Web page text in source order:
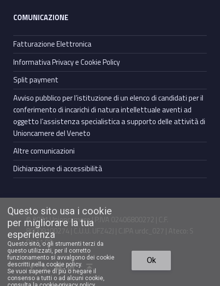
COMUNICAZIONE
Fatturazione Elettronica
Informativa Privacy e Cookie Policy
Split payment
Avviso pubblico per l’istituzione di un elenco di candidati per il
conferimento di incarichi di natura intellettuale aventi ad
oggetto l’assistenza specialistica a supporto delle attività di
Unioncamere del Veneto
Altre comunicazioni
Dichiarazione di accessibilità
© 2021 Unioncamere | P.IVA 02406800272 | C.F.
80009100274 | C.U.U. UFZ42J | C.IPA urdc_027 | Ateco: S
94.11.00
Facebook Unioncamere VenetoTwitter Unioncamere VenetoYoutube Unioncamere VenetoLinkedin Unioncamere Veneto Torna in cima ↑
Questo sito usa i cookie
per migliorare la tua
esperienza
Questo sito, o gli strumenti terzi da
questo utilizzati, per il corretto
funzionamento si avvalgono dei cookie
descritti nella cookie policy.
Se vuoi saperne di più o negare il
consenso a tutti o ad alcuni cookie,
Ok